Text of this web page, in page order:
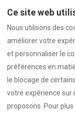
8270
Politique de
Licences
Ce site web
Nous utilisons des
améliorer votre
et personnaliser le
préférences en
le blocage de
votre expérience sur
proposons. Pour